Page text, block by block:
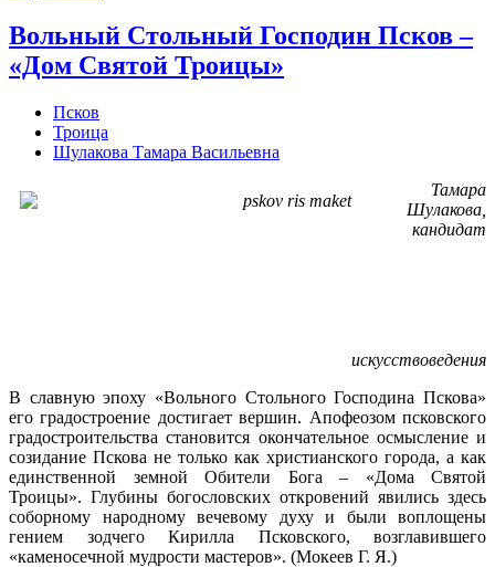
Вольный Стольный Господин Псков –
«Дом Святой Троицы»
Псков
Троица
Шулакова Тамара Васильевна
Тамара
Шулакова,
кандидат
искусствоведения
В славную эпоху «Вольного Стольного Господина Пскова»
его градостроение достигает вершин. Апофеозом псковского
градостроительства становится окончательное осмысление и
созидание Пскова не только как христианского города, а как
единственной земной Обители Бога – «Дома Святой
Троицы». Глубины богословских откровений явились здесь
соборному народному вечевому духу и были воплощены
гением зодчего Кирилла Псковского, возглавившего
«каменосечной мудрости мастеров». (Мокеев Г. Я.)